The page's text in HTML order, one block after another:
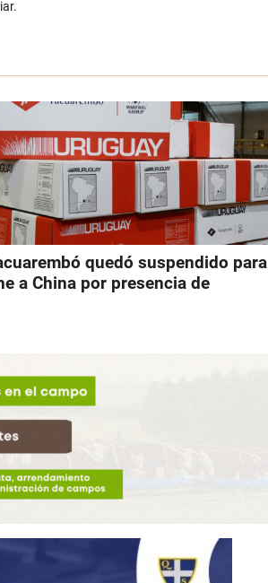
quedó suspendido para
a China por presencia de